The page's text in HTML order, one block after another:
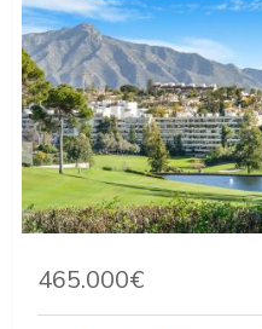
465.000€